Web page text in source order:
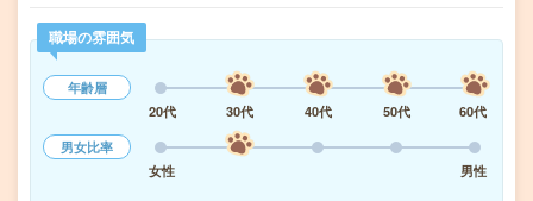
職場の雰囲気
年齢層
20代
30代 40代 50代
60代
男女比率
女性
男性